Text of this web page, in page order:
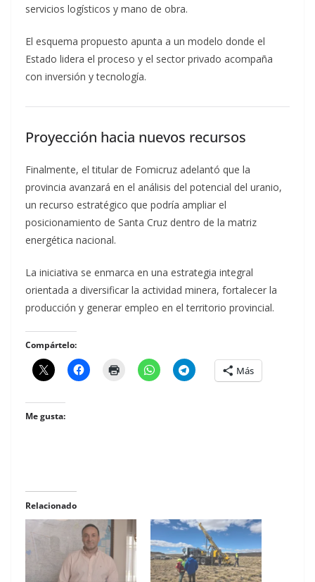
servicios logísticos y mano de obra.
El esquema propuesto apunta a un modelo donde el
Estado lidera el proceso y el sector privado acompaña
con inversión y tecnología.
Proyección hacia nuevos recursos
Finalmente, el titular de Fomicruz adelantó que la
provincia avanzará en el análisis del potencial del uranio,
un recurso estratégico que podría ampliar el
posicionamiento de Santa Cruz dentro de la matriz
energética nacional.
La iniciativa se enmarca en una estrategia integral
orientada a diversificar la actividad minera, fortalecer la
producción y generar empleo en el territorio provincial.
Compártelo:
Más
Me gusta:
Relacionado